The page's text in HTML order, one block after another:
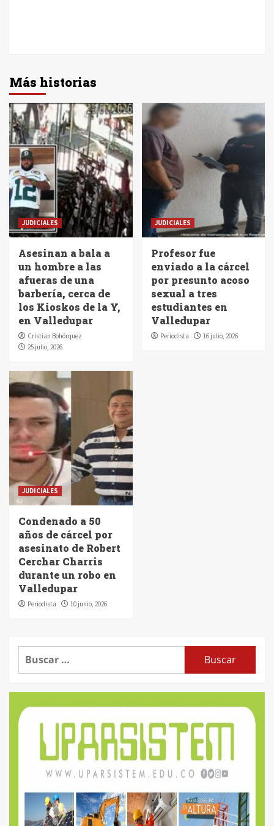
Más historias
JUDICIALES
Asesinan a bala a
un hombre a las
afueras de una
barbería, cerca de
los Kioskos de la Y,
en Valledupar
Cristian Bohórquez
25 julio, 2026
JUDICIALES
Profesor fue
enviado a la cárcel
por presunto acoso
sexual a tres
estudiantes en
Valledupar
Periodista 16 julio, 2026
JUDICIALES
Condenado a 50
años de cárcel por
asesinato de Robert
Cerchar Charris
durante un robo en
Valledupar
Periodista 10 junio, 2026
Buscar: